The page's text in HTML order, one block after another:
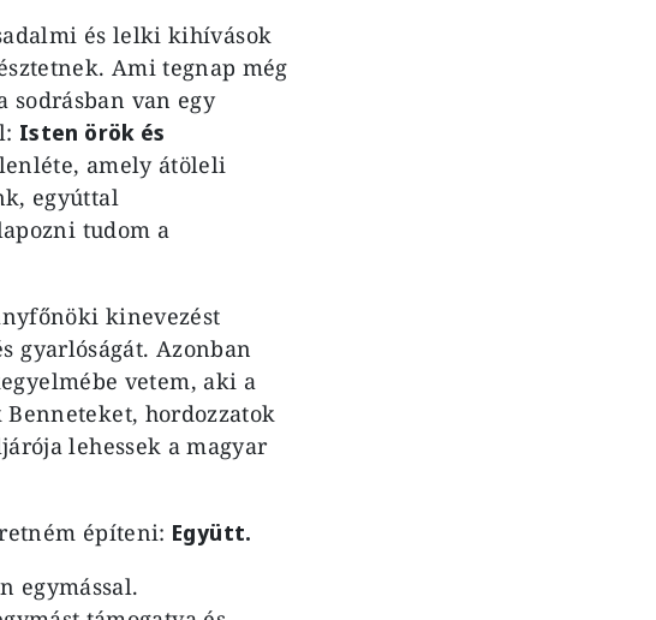
és lelki kihívások
Ami tegnap még
sodrásban van egy
Isten örök és
amely átöleli
egyúttal
tudom a
kinevezést
gyarlóságát. Azonban
vetem, aki a
hordozzatok
lehessek a magyar
építeni: Együtt.
egymással.